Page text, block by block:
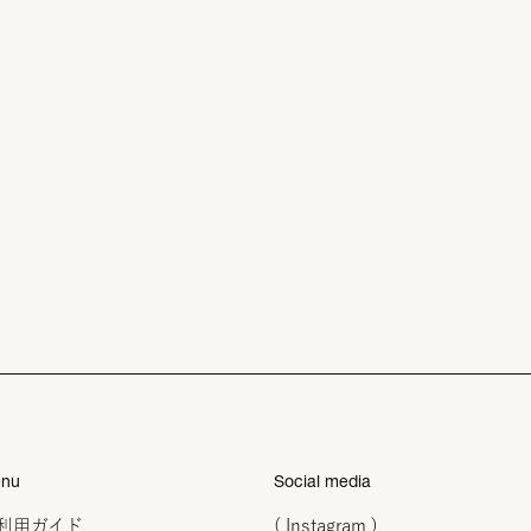
用ガイド
Social media
( Instagram )